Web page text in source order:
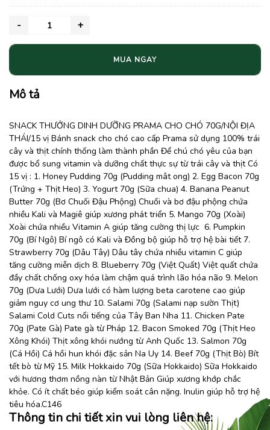
MUA NGAY
Mô tả
SNACK THƯỞNG DINH DƯỠNG PRAMA CHO CHÓ 70G/NỘI ĐỊA
THÁI/15 vị Bánh snack cho chó cao cấp Prama sử dụng 100% trái
cây và thịt chính thống làm thành phần Để chú chó yêu của bạn
được bổ sung vitamin và dưỡng chất thực sự từ trái cây và thịt Có
15 vị : 1. Honey Pudding 70g (Pudding mât ong) 2. Egg Bacon 70g
(Trứng + Thịt Heo) 3. Yogurt 70g (Sữa chua) 4. Banana Peanut
Butter 70g (Bơ Chuối Đậu Phộng) Chuối và bơ đậu phộng chứa
nhiều Kali và Magiê giúp xương phát triển 5. Mango 70g (Xoài)
Xoài chứa nhiều Vitamin A giúp tăng cường thị lực ️ 6. Pumpkin
70g (Bí Ngô) Bí ngô có Kali và Đồng bộ giúp hỗ trợ hệ bài tiết 7.
Strawberry 70g (Dâu Tây) Dâu tây chứa nhiều vitamin C giúp
tăng cường miễn dịch 8. Blueberry 70g (Việt Quất) Việt quất chứa
đầy chất chống oxy hóa làm chậm quá trình lão hóa não 9. Melon
70g (Dưa Lưới) Dưa lưới có hàm lượng beta carotene cao giúp
giảm nguy cơ ung thư 10. Salami 70g (Salami nạp sườn Thịt)
Salami Cold Cuts nổi tiếng của Tây Ban Nha 11. Chicken Pate
70g (Pate Gà) Pate gà từ Pháp 12. Bacon Smoked 70g (Thịt Heo
Xông Khói) Thịt xông khói nướng từ Anh Quốc 13. Salmon 70g
(Cá Hồi) Cá hồi hun khói đặc sản Na Uy 14. Beef 70g (Thịt Bò) Bít
tết bò từ Mỹ 15. Milk Hokkaido 70g (Sữa Hokkaido) Sữa Hokkaido
với hương thơm nồng nàn từ Nhật Bản Giúp xương khớp chắc
khỏe. Có ít chất béo giúp kiểm soát cân nặng. Inulin giúp hỗ trợ hệ
tiêu hóa.C146
Thông tin chi tiết xin vui lòng liên hệ: